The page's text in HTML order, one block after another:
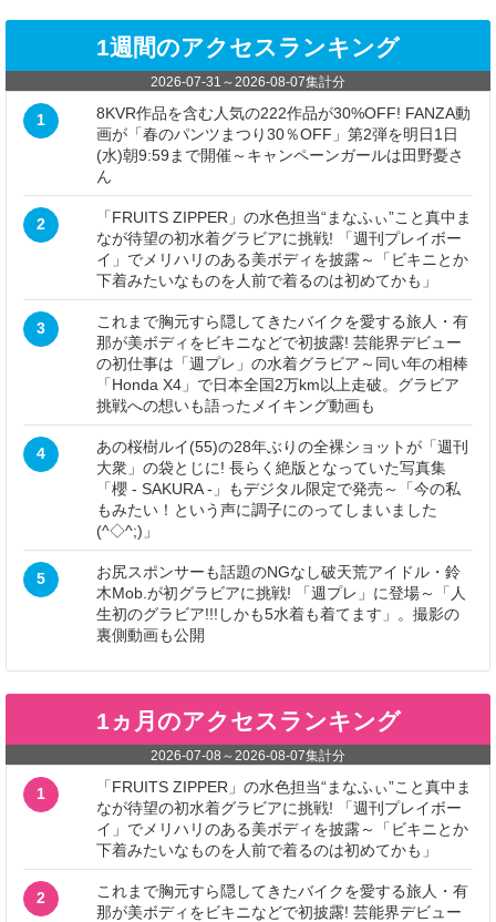
1週間のアクセスランキング
2026-07-31 ～2026-08-07集計分
1
8KVR作品を含む人気の222作品が30%OFF! FANZA動
画が「春のパンツまつり30％OFF」第2弾を明日1日
(水)朝9:59まで開催～キャンペーンガールは田野憂さ
ん
2
「FRUITS ZIPPER」の水色担当“まなふぃ”こと真中ま
なが待望の初水着グラビアに挑戦! 「週刊プレイボー
イ」でメリハリのある美ボディを披露～「ビキニとか
下着みたいなものを人前で着るのは初めてかも」
3
これまで胸元すら隠してきたバイクを愛する旅人・有
那が美ボディをビキニなどで初披露! 芸能界デビュー
の初仕事は「週プレ」の水着グラビア～同い年の相棒
「Honda X4」で日本全国2万km以上走破。グラビア
挑戦への想いも語ったメイキング動画も
4
あの桜樹ルイ(55)の28年ぶりの全裸ショットが「週刊
大衆」の袋とじに! 長らく絶版となっていた写真集
「櫻 - SAKURA -」もデジタル限定で発売～「今の私
もみたい！という声に調子にのってしまいました
(^◇^;)」
5
お尻スポンサーも話題のNGなし破天荒アイドル・鈴
木Mob.が初グラビアに挑戦! 「週プレ」に登場～「人
生初のグラビア!!!しかも5水着も着てます」。撮影の
裏側動画も公開
1ヵ月のアクセスランキング
2026-07-08 ～2026-08-07集計分
1
「FRUITS ZIPPER」の水色担当“まなふぃ”こと真中ま
なが待望の初水着グラビアに挑戦! 「週刊プレイボー
イ」でメリハリのある美ボディを披露～「ビキニとか
下着みたいなものを人前で着るのは初めてかも」
2
これまで胸元すら隠してきたバイクを愛する旅人・有
那が美ボディをビキニなどで初披露! 芸能界デビュー